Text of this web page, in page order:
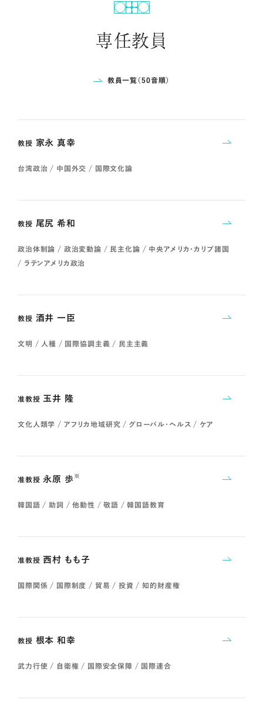
専任教員
教員一覧（50音順）
教授 家永 真幸
台湾政治 / 中国外交 / 国際文化論
教授 尾尻 希和
政治体制論 / 政治変動論 / 民主化論 / 中央アメリカ・カリブ諸国
/ ラテンアメリカ政治
教授 酒井 一臣
文明 / 人種 / 国際協調主義 / 民主主義
准教授 玉井 隆
文化人類学 / アフリカ地域研究 / グローバル・ヘルス / ケア
准教授 永原 歩 ※
韓国語 / 助詞 / 他動性 / 敬語 / 韓国語教育
准教授 西村 もも子
国際関係 / 国際制度 / 貿易 / 投資 / 知的財産権
教授 根本 和幸
武力行使 / 自衛権 / 国際安全保障 / 国際連合